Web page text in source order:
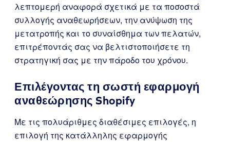
λεπτομερή αναφορά σχετικά με τα ποσοστά
συλλογής αναθεωρήσεων, την ανύψωση της
μετατροπής και το συναίσθημα των πελατών,
επιτρέποντάς σας να βελτιστοποιήσετε τη
στρατηγική σας με την πάροδο του χρόνου.
Επιλέγοντας τη σωστή εφαρμογή
αναθεώρησης Shopify
Με τις πολυάριθμες διαθέσιμες επιλογές, η
επιλογή της κατάλληλης εφαρμογής